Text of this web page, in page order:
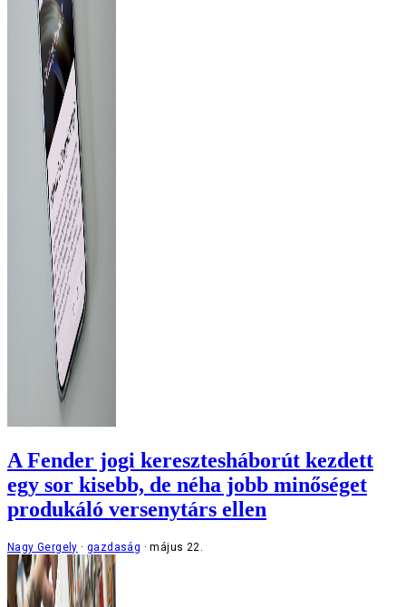
A Fender jogi keresztesháborút kezdett
egy sor kisebb, de néha jobb minőséget
produkáló versenytárs ellen
Nagy Gergely gazdaság május 22.